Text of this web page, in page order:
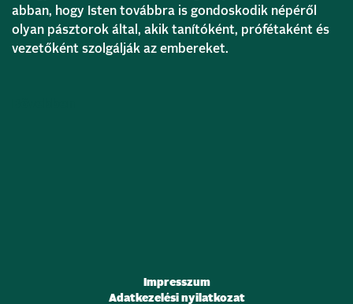
abban, hogy Isten továbbra is gondoskodik népéről
olyan pásztorok által, akik tanítóként, prófétaként és
vezetőként szolgálják az embereket.
Impresszum
Adatkezelési nyilatkozat